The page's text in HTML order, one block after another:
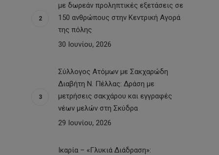
με δωρεάν προληπτικές εξετάσεις σε
150 ανθρώπους στην Κεντρική Αγορά
της πόλης
30 Ιουνίου, 2026
Σύλλογος Ατόμων με Σακχαρώδη
Διαβήτη Ν. Πέλλας: Δράση με
μετρήσεις σακχάρου και εγγραφές
νέων μελών στη Σκύδρα
29 Ιουνίου, 2026
Ικαρία – «Γλυκιά Διάδραση»: